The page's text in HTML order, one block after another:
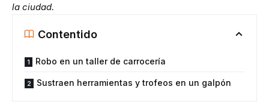
la ciudad.
Contentido
Robo en un taller de carrocería
Sustraen herramientas y trofeos en un galpón